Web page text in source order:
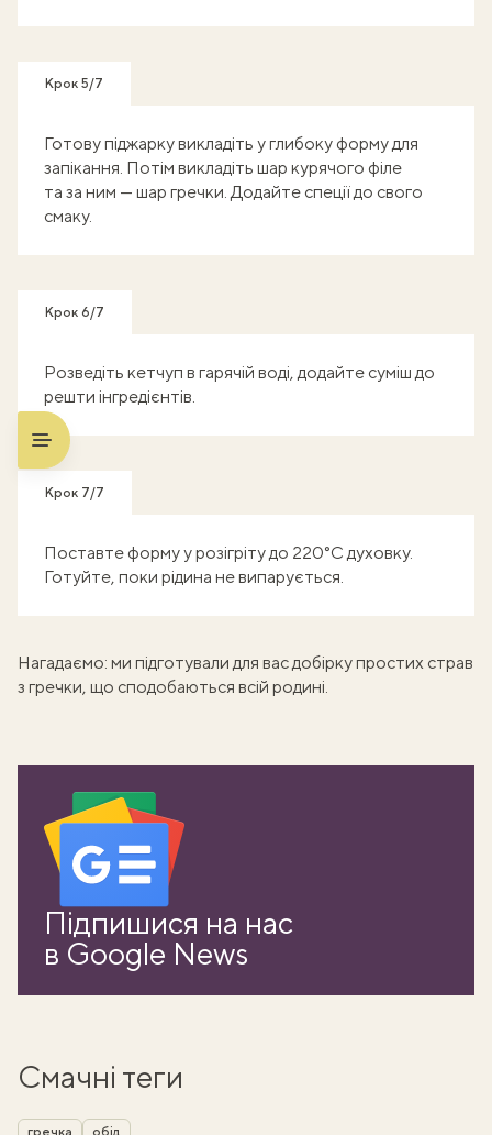
Крок 5/7
Готову піджарку викладіть у глибоку форму для
запікання. Потім викладіть шар курячого філе
та за ним — шар гречки. Додайте спеції до свого
смаку.
Крок 6/7
Розведіть кетчуп в гарячій воді, додайте суміш до
решти інгредієнтів.
Крок 7/7
Поставте форму у розігріту до 220°С духовку.
Готуйте, поки рідина не випарується.
Нагадаємо: ми підготували для васдобірку простих страв
з гречки, що сподобаються всій родині.
Підпишися на нас
в Google News
Смачні теги
гречка обід